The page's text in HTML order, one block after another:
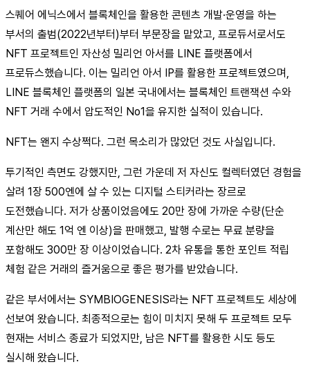
스퀘어 에닉스에서 블록체인을 활용한 콘텐츠 개발·운영을 하는
부서의 출범(2022년부터)부터 부문장을 맡았고, 프로듀서로서도
NFT 프로젝트인 자산성 밀리언 아서를 LINE 플랫폼에서
프로듀스했습니다. 이는 밀리언 아서 IP를 활용한 프로젝트였으며,
LINE 블록체인 플랫폼의 일본 국내에서는 블록체인 트랜잭션 수와
NFT 거래 수에서 압도적인 No1을 유지한 실적이 있습니다.
NFT는 왠지 수상쩍다. 그런 목소리가 많았던 것도 사실입니다.
투기적인 측면도 강했지만, 그런 가운데 저 자신도 컬렉터였던 경험을
살려 1장 500엔에 살 수 있는 디지털 스티커라는 장르로
도전했습니다. 저가 상품이었음에도 20만 장에 가까운 수량(단순
계산만 해도 1억 엔 이상)을 판매했고, 발행 수로는 무료 분량을
포함해도 300만 장 이상이었습니다. 2차 유통을 통한 포인트 적립
체험 같은 거래의 즐거움으로 좋은 평가를 받았습니다.
같은 부서에서는 SYMBIOGENESIS라는 NFT 프로젝트도 세상에
선보여 왔습니다. 최종적으로는 힘이 미치지 못해 두 프로젝트 모두
현재는 서비스 종료가 되었지만, 남은 NFT를 활용한 시도 등도
실시해 왔습니다.